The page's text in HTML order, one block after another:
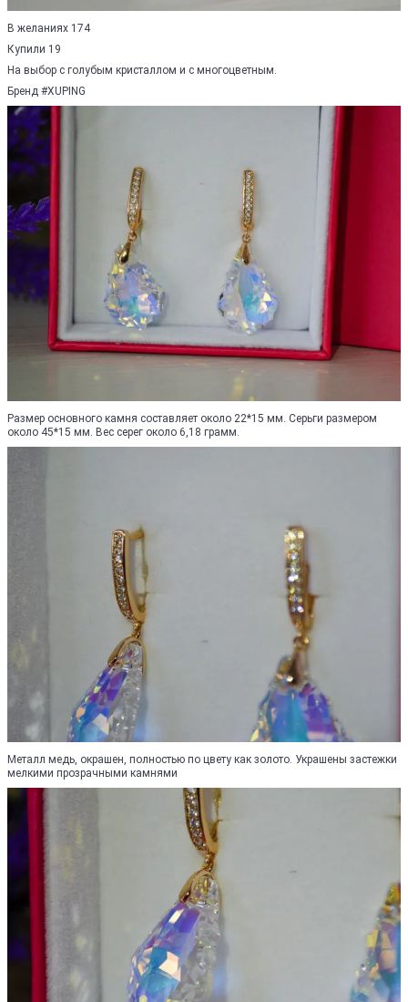
В желаниях 174
Купили 19
На выбор с голубым кристаллом и с многоцветным.
Бренд #XUPING
Размер основного камня составляет около 22*15 мм. Серьги размером
около 45*15 мм. Вес серег около 6,18 грамм.
Металл медь, окрашен, полностью по цвету как золото. Украшены застежки
мелкими прозрачными камнями